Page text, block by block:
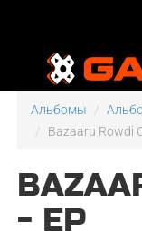
Альбомы
Bazaaru Rowdi
- EP